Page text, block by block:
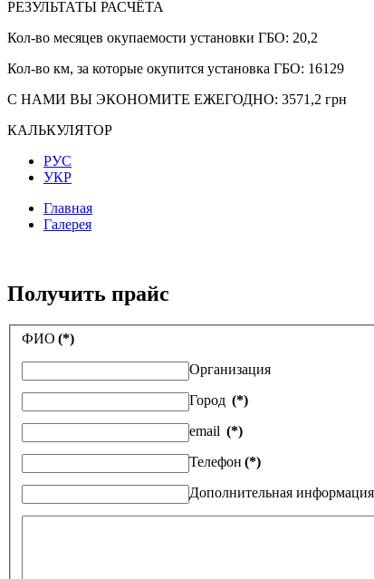
РЕЗУЛЬТАТЫ РАСЧЁТА
Кол-во месяцев окупаемости установки ГБО: 20,2
Кол-во км, за которые окупится установка ГБО: 16129
С НАМИ ВЫ ЭКОНОМИТЕ ЕЖЕГОДНО: 3571,2 грн
КАЛЬКУЛЯТОР
РУС
УКР
Главная
Галерея
Получить прайс
ФИО (*)
Организация
Город (*)
email (*)
Телефон (*)
Дополнительная информация